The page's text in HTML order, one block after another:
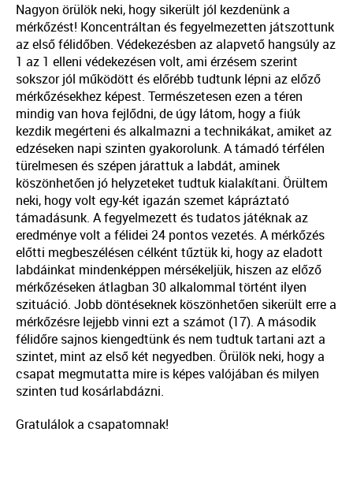
Nagyon örülök neki, hogy sikerült jól kezdenünk a
mérkőzést! Koncentráltan és fegyelmezetten játszottunk
az első félidőben. Védekezésben az alapvető hangsúly az
1 az 1 elleni védekezésen volt, ami érzésem szerint
sokszor jól működött és előrébb tudtunk lépni az előző
mérkőzésekhez képest. Természetesen ezen a téren
mindig van hova fejlődni, de úgy látom, hogy a fiúk
kezdik megérteni és alkalmazni a technikákat, amiket az
edzéseken napi szinten gyakorolunk. A támadó térfélen
türelmesen és szépen járattuk a labdát, aminek
köszönhetően jó helyzeteket tudtuk kialakítani. Örültem
neki, hogy volt egy-két igazán szemet kápráztató
támadásunk. A fegyelmezett és tudatos játéknak az
eredménye volt a félidei 24 pontos vezetés. A mérkőzés
előtti megbeszélésen célként tűztük ki, hogy az eladott
labdáinkat mindenképpen mérsékeljük, hiszen az előző
mérkőzéseken átlagban 30 alkalommal történt ilyen
szituáció. Jobb döntéseknek köszönhetően sikerült erre a
mérkőzésre lejjebb vinni ezt a számot (17). A második
félidőre sajnos kiengedtünk és nem tudtuk tartani azt a
szintet, mint az első két negyedben. Örülök neki, hogy a
csapat megmutatta mire is képes valójában és milyen
szinten tud kosárlabdázni.
Gratulálok a csapatomnak!